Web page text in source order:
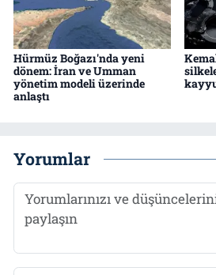
Hürmüz Boğazı'nda yeni
dönem: İran ve Umman
yönetim modeli üzerinde
anlaştı
Yorumlar